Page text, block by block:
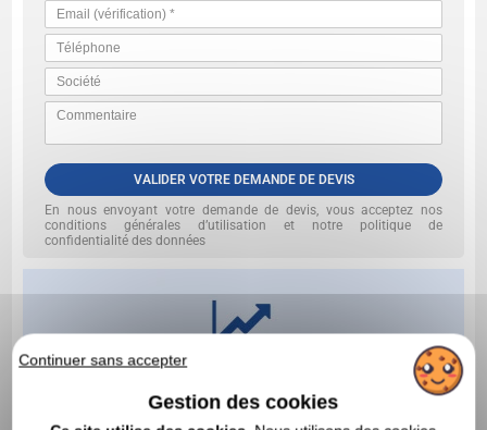
VALIDER VOTRE DEMANDE DE DEVIS
En nous envoyant votre demande de devis, vous acceptez nos
conditions générales d’utilisation et notre politique de
confidentialité des données
Continuer sans accepter
Gestion des cookies